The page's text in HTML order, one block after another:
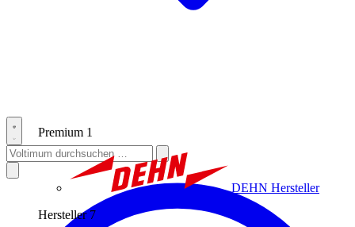
Premium 1
DEHN Hersteller
Hersteller 7